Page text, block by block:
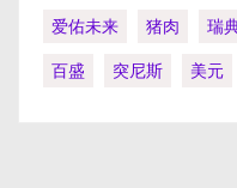
爱佑未来
猪肉 瑞
百盛
突尼斯 美元